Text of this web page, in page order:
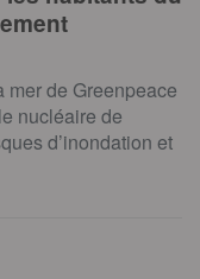
mer de Greenpeace
nucléaire de
d’inondation et